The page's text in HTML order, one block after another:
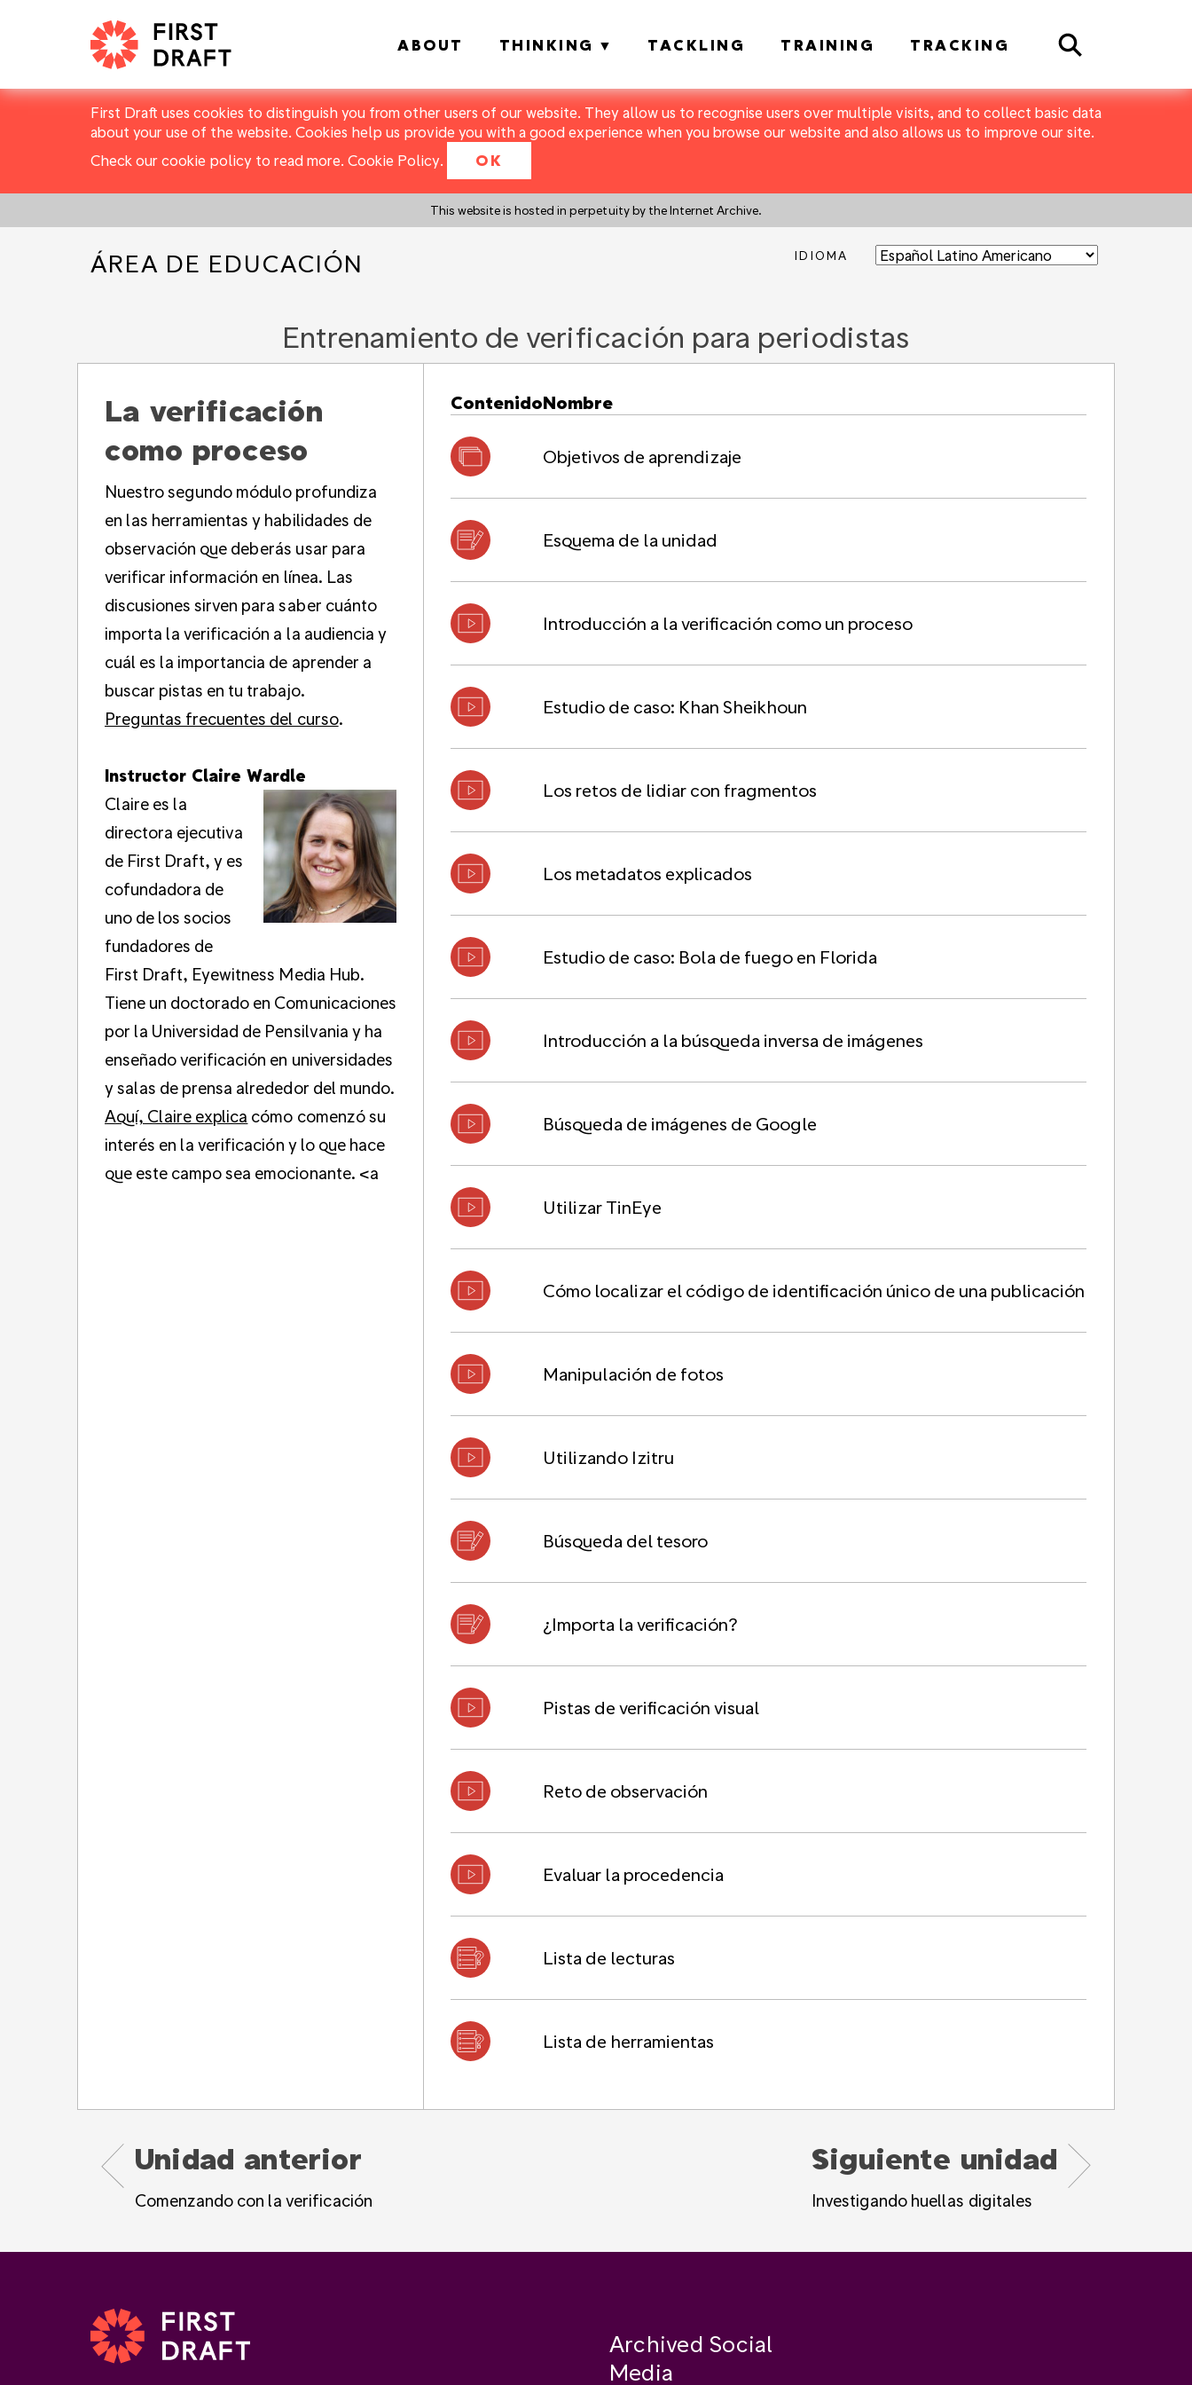
First Draft uses cookies to distinguish you from other users of our website. They allow us to recognise users over multiple visits, and to collect basic data
about your use of the website. Cookies help us provide you with a good experience when you browse our website and also allows us to improve our site.
Check our cookie policy to read more. Cookie Policy. OK
This website is hosted in perpetuity by the Internet Archive.
ABOUT THINKING TACKLING TRAINING TRACKING Search
ÁREA DE EDUCACIÓN IDIOMA
Entrenamiento de verificación para periodistas
La verificación
como proceso
Nuestro segundo módulo profundiza
en las herramientas y habilidades de
observación que deberás usar para
verificar información en línea. Las
discusiones sirven para saber cuánto
importa la verificación a la audiencia y
cuál es la importancia de aprender a
buscar pistas en tu trabajo.
Preguntas frecuentes del curso.
Instructor Claire Wardle
Claire es la
directora ejecutiva
de First Draft, y es
cofundadora de
uno de los socios
fundadores de
First Draft, Eyewitness Media Hub.
Tiene un doctorado en Comunicaciones
por la Universidad de Pensilvania y ha
enseñado verificación en universidades
y salas de prensa alrededor del mundo.
Aquí, Claire explica cómo comenzó su
interés en la verificación y lo que hace
que este campo sea emocionante. <a
ContenidoNombre
Objetivos de aprendizaje
Esquema de la unidad
Introducción a la verificación como un proceso
Estudio de caso: Khan Sheikhoun
Los retos de lidiar con fragmentos
Los metadatos explicados
Estudio de caso: Bola de fuego en Florida
Introducción a la búsqueda inversa de imágenes
Búsqueda de imágenes de Google
Utilizar TinEye
Cómo localizar el código de identificación único de una publicación
Manipulación de fotos
Utilizando Izitru
Búsqueda del tesoro
¿Importa la verificación?
Pistas de verificación visual
Reto de observación
Evaluar la procedencia
Lista de lecturas
Lista de herramientas
Unidad anterior
Comenzando con la verificación
Siguiente unidad
Investigando huellas digitales
Archived Social
Media